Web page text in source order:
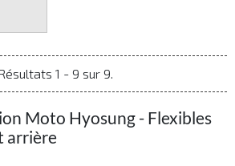
1 - 9 sur 9.
Moto Hyosung - Flexibles
arrière